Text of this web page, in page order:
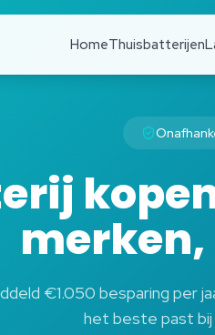
HomeThuisbatterijen
€1.050 besparing per
het beste past bij